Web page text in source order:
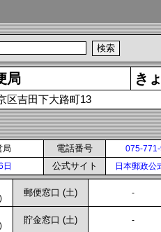
局 き
区吉田下大路町13
局 電話番号 075-
日 公式サイト 日本郵政公
郵便窓口 (土) -
貯金窓口 (土) -